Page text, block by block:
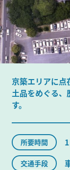
京築エリアに点
土品をめぐる、
す。
所要時間
交通手段